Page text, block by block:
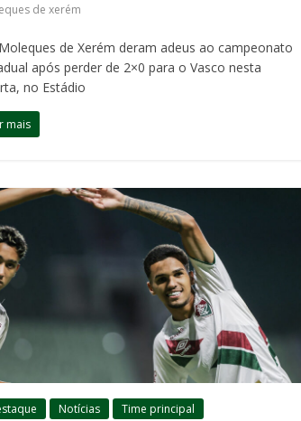
de xerém
de Xerém deram adeus ao campeonato
após perder de 2×0 para o Vasco nesta
no Estádio
mais
Notícias Time principal